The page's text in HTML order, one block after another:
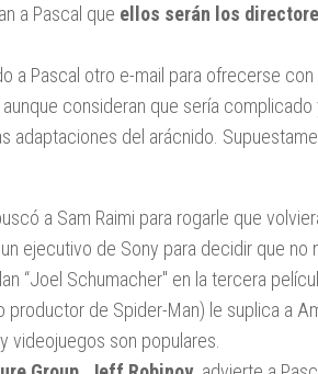
a Pascal que ellos serán los
a Pascal otro e-mail para ofrecerse
consideran que sería complicado
adaptaciones del arácnido.
a Sam Raimi para rogarle que
ejecutivo de Sony para decidir que no
“Joel Schumacher" en la tercera
de Spider-Man) le suplica a
videojuegos son populares.